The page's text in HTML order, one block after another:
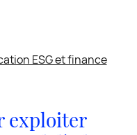
ESG et finance
exploiter